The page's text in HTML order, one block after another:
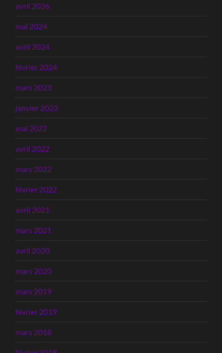
avril 2026
mai 2024
avril 2024
février 2024
mars 2023
janvier 2023
mai 2022
avril 2022
mars 2022
février 2022
avril 2021
mars 2021
avril 2020
mars 2020
mars 2019
février 2019
mars 2018